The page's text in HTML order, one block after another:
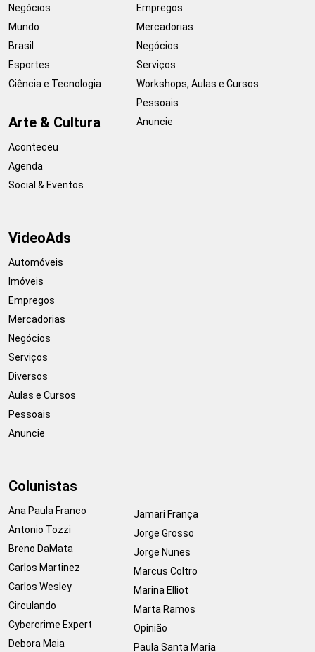
Negócios
Mundo
Brasil
Esportes
Ciência e Tecnologia
Arte & Cultura
Aconteceu
Agenda
Social & Eventos
Empregos
Mercadorias
Negócios
Serviços
Workshops, Aulas e Cursos
Pessoais
Anuncie
VideoAds
Automóveis
Imóveis
Empregos
Mercadorias
Negócios
Serviços
Diversos
Aulas e Cursos
Pessoais
Anuncie
Colunistas
Ana Paula Franco
Antonio Tozzi
Breno DaMata
Carlos Martinez
Carlos Wesley
Circulando
Cybercrime Expert
Debora Maia
Jamari França
Jorge Grosso
Jorge Nunes
Marcus Coltro
Marina Elliot
Marta Ramos
Opinião
Paula Santa Maria